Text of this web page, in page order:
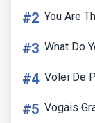
#2 You Are
#3 What Do
#4 Volei De
#5 Vogais